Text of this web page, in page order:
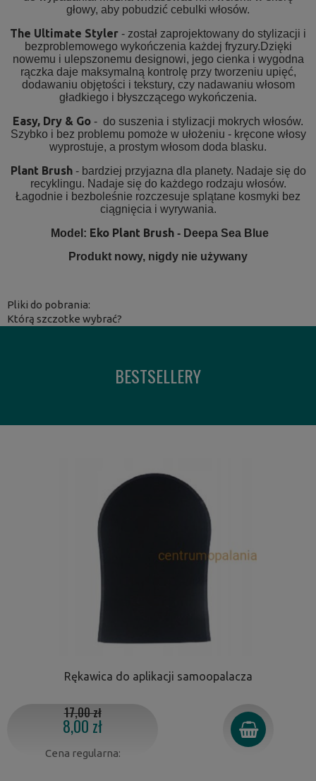
głowy, aby pobudzić cebulki włosów.
The Ultimate Styler - został zaprojektowany do stylizacji i
bezproblemowego wykończenia każdej fryzury.Dzięki
nowemu i ulepszonemu designowi, jego cienka i wygodna
rączka daje maksymalną kontrolę przy tworzeniu upięć,
dodawaniu objętości i tekstury, czy nadawaniu włosom
gładkiego i błyszczącego wykończenia.
Easy, Dry & Go - do suszenia i stylizacji mokrych włosów.
Szybko i bez problemu pomoże w ułożeniu - kręcone włosy
wyprostuje, a prostym włosom doda blasku.
Plant Brush- bardziej przyjazna dla planety. Nadaje się do
recyklingu. Nadaje się do każdego rodzaju włosów.
Łagodnie i bezboleśnie rozczesuje splątane kosmyki bez
ciągnięcia i wyrywania.
Model: Eko Plant Brush- Deepa Sea Blue
Produkt nowy, nigdy nie używany
Pliki do pobrania:
Którą szczotke wybrać?
BESTSELLERY
Rękawica do aplikacji samoopalacza
8,00 zł
Cena regularna:
17,00 zł